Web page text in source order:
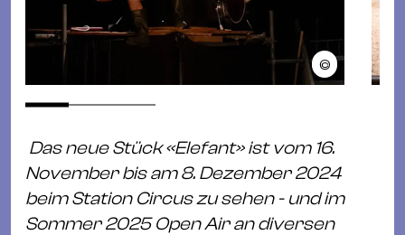
©
Das neue Stück «Elefant» ist vom 16.
November bis am 8. Dezember 2024
beim Station Circus zu sehen - und im
Sommer 2025 Open Air an diversen